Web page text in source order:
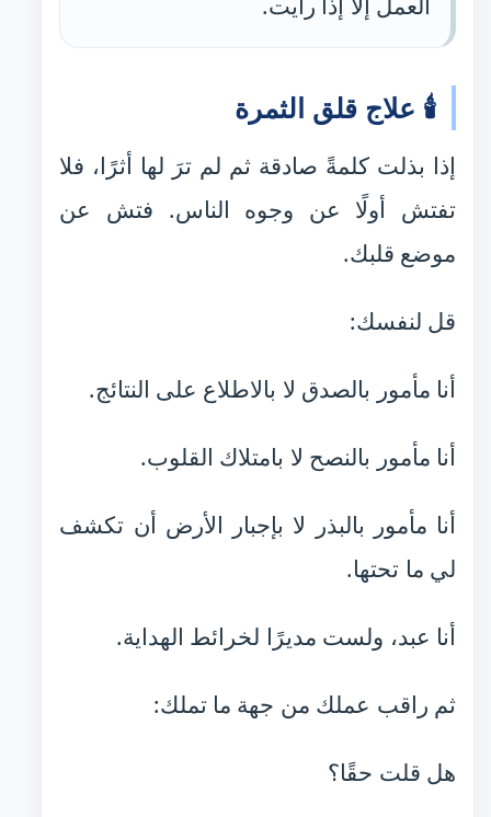
🕯️ علاج قلق الثمرة
إذا بذلت كلمةً صادقة ثم لم ترَ لها أثرًا، فلا
تفتش أولًا عن وجوه الناس. فتش عن
موضع قلبك.
قل لنفسك:
أنا مأمور بالصدق لا بالاطلاع على النتائج.
أنا مأمور بالنصح لا بامتلاك القلوب.
أنا مأمور بالبذر لا بإجبار الأرض أن تكشف
لي ما تحتها.
أنا عبد، ولست مديرًا لخرائط الهداية.
ثم راقب عملك من جهة ما تملك:
هل قلت حقًا؟